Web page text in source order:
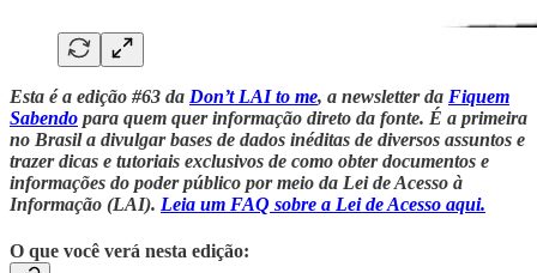
Esta é a edição #63 da Don’t LAI to me, a newsletter da Fiquem
Sabendo para quem quer informação direto da fonte. É a primeira
no Brasil a divulgar bases de dados inéditas de diversos assuntos e
trazer dicas e tutoriais exclusivos de como obter documentos e
informações do poder público por meio da Lei de Acesso à
Informação (LAI). Leia um FAQ sobre a Lei de Acesso aqui.
O que você verá nesta edição: